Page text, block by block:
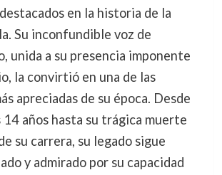
en la historia de la
Su inconfundible voz de
unida a su presencia imponente
la convirtió en una de las
apreciadas de su época. Desde
14 años hasta su trágica muerte
su carrera, su legado sigue
y admirado por su capacidad